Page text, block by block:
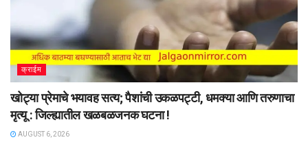
क्राईम
खोट्या प्रेमाचे भयावह सत्य; पैशांची उकळपट्टी, धमक्या आणि तरुणाचा
मृत्यू : जिल्ह्यातील खळबळजनक घटना !
AUGUST 6, 2026